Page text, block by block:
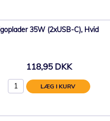
35W (2xUSB-C), Hvid
118,95 DKK
LÆG I KURV